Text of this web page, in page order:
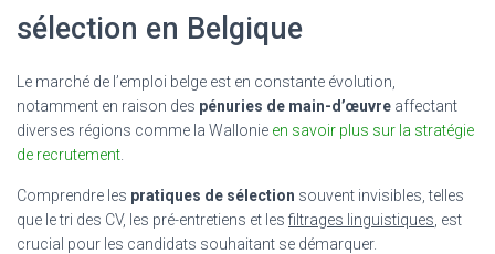
sélection en Belgique
Le marché de l’emploi belge est en constante évolution,
notamment en raison des pénuries de main-d’œuvre affectant
diverses régions comme la Wallonie en savoir plus sur la stratégie
de recrutement
Comprendre les pratiques de sélection souvent invisibles, telles
que le tri des CV, les pré-entretiens et les filtrages linguistiques , est
crucial pour les candidats souhaitant se démarquer.